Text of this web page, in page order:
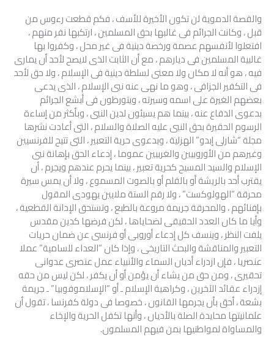
والقصة الدموية لن تكون الأخيرة للأسف ، فكم قطعت رءوس من
قبل ، وكانت الجرائم فى غالبها بحق المسلمين ، ارتكبها نفر منهم ،
افتعلوا لأنفسهم عصمة ورخصة دينية فى غير محل ، وكفروا بها
غالبية المسلمين فى ديارهم ، مع أن الثابت الذى لايصح لأحد أن يمارى
فيه ، هو أنه لا مكان ولا معنى لسلطة دينية فى الإسلام ، ولا حق لأحد
فى التكفير الجزافى ، وهو ما نهى عنه نبى الإسلام ، الذى يدعى
بعضهم الغيرة على اسمه وسيرته ، ويتورطون فى أبشع الجرائم
بدعوى الدفاع عنه ، بينما هم يسيئون لدين النبى ، وبأكثر من إساءة
الرسوم الحقيرة بحق النبى عليه الصلاة والسلام ، التى أعادت نشرها
مجلة “شارلى إبدو” الهزلية ، وبدعوى حرية التعبير ، التى تتيح للفرنسيين
وغيرهم من الأوروبيين والغربيين عموما ، إدعاء الحق بإهانة نبى
الإسلام والسيد المسيح كحرية تعبير ، بينما يحرم عندهم ويجرم ، أن
يقترب أحد بالريشة أو بالقلم أو بالصوت المسموع ، ولا أن يمس سيرة
محرقة “الهولوكست” ، ولا رقم الستة ملايين يهودى المقول
بإفنائهم ، والمحرقة جريمة مروعة بالطبع ، وتستحق الإدانة القطعية ،
وأيا ما كان العدد الحقيقى لضحاياها ، لكن فرضها كدين مقدس
يلفت النظر ، وينسف كل إدعاء أوروبى أو فرنسى عن ضمان حريات
التعبير والمناقشة والبحث التاريخى ، وإذا كان “العداء للسامية” عملا
عنصريا ، فإن ازدراء أديان السماء والأنبياء عمل عنصرى عدوانى
تحقيرى ، ومن حق من يشاء أن يؤمن أو أن يكفر ، لكن ليس من حقه
إزدراء عقائد الآخرين ، وكراهية الإسلام ـ أو “الإسلاموفوبيا” ـ جريمة
بشعة ، أحق بأن يجرمها القانون ، خصوصا فى دولة كفرنسا ، تقول أن
علمانيتها محايدة الصلة بالأديان ، وأنها تكفل الحرية والإخاء
والمساواة لمواطنيها بمن فيهم المسلمون.